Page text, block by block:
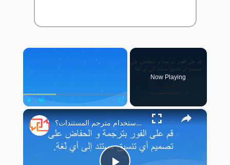
×
Play Unmute Fullscreen
Now Playing
×
كيف يمكنني استخدام مترجم المستندات؟